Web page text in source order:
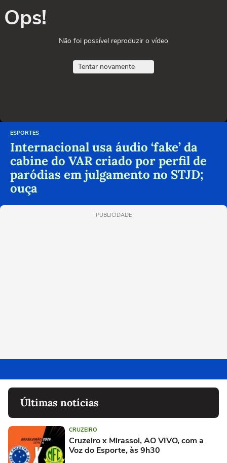
Ops!
Não foi possível reproduzir o vídeo
Tentar novamente
ESPORTES
Internacional usa áudio ‘fake’ da
cabine do VAR criado por perfil de
paródias em julgamento no STJD;
ouça
PUBLICIDADE
Últimas notícias
CRUZEIRO
Cruzeiro x Mirassol, AO VIVO, com a
Voz do Esporte, às 9h30